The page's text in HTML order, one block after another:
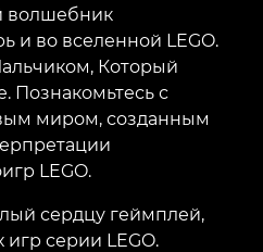
волшебник
и во вселенной LEGO.
Который
Познакомьтесь с
миром, созданным
LEGO.
сердцу геймплей,
игр серии LEGO.